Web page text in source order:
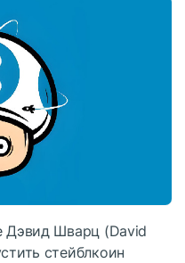
Дэвид Шварц (David
стейблкоин